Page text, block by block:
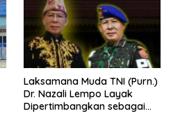
Laksamana Muda TNI (Purn.)
Dr. Nazali Lempo Layak
Dipertimbangkan sebagai